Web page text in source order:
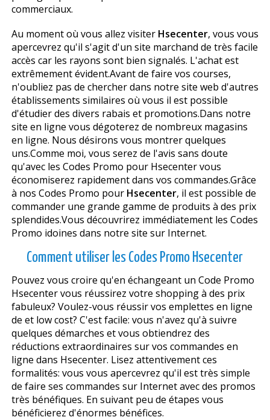
commerciaux.
Au moment où vous allez visiter Hsecenter, vous vous
apercevrez qu'il s'agit d'un site marchand de très facile
accès car les rayons sont bien signalés. L'achat est
extrêmement évident.Avant de faire vos courses,
n'oubliez pas de chercher dans notre site web d'autres
établissements similaires où vous il est possible
d'étudier des divers rabais et promotions.Dans notre
site en ligne vous dégoterez de nombreux magasins
en ligne. Nous désirons vous montrer quelques
uns.Comme moi, vous serez de l'avis sans doute
qu'avec les Codes Promo pour Hsecenter vous
économiserez rapidement dans vos commandes.Grâce
à nos Codes Promo pour Hsecenter, il est possible de
commander une grande gamme de produits à des prix
splendides.Vous découvrirez immédiatement les Codes
Promo idoines dans notre site sur Internet.
Comment utiliser les Codes Promo Hsecenter
Pouvez vous croire qu'en échangeant un Code Promo
Hsecenter vous réussirez votre shopping à des prix
fabuleux? Voulez-vous réussir vos emplettes en ligne
de et low cost? C'est facile: vous n'avez qu'à suivre
quelques démarches et vous obtiendrez des
réductions extraordinaires sur vos commandes en
ligne dans Hsecenter. Lisez attentivement ces
formalités: vous vous apercevrez qu'il est très simple
de faire ses commandes sur Internet avec des promos
très bénéfiques. En suivant peu de étapes vous
bénéficierez d'énormes bénéfices.